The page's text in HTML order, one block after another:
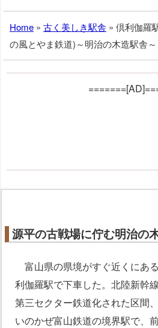
Home » 古く美しき駅舎 » 倶利伽羅
の風とやま鉄道)～明治の木造駅舎～
源平の古戦場に佇む明治の
富山県の県境がすぐ近くにあ
利伽羅駅で下車した。北陸新幹
第三セクター鉄道化された区間
いのかぜ富山鉄道の境界駅で、